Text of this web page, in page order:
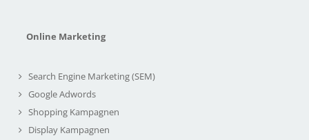
Online Marketing
Search Engine Marketing (SEM)
Google Adwords
Shopping Kampagnen
Display Kampagnen